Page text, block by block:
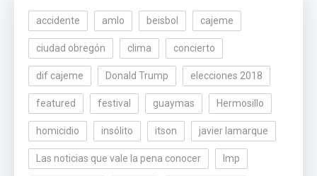
accidente amlo beisbol cajeme
ciudad obregón clima concierto
dif cajeme Donald Trump elecciones 2018
featured festival guaymas Hermosillo
homicidio insólito itson javier lamarque
Las noticias que vale la pena conocer lmp